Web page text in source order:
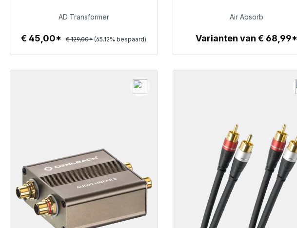
€ 45,00
Details
AD Transformer
€ 45,00* € 129,00* (65.12% bespaard)
€ 76,49
Details
Air Absorb
Varianten van € 68,99*